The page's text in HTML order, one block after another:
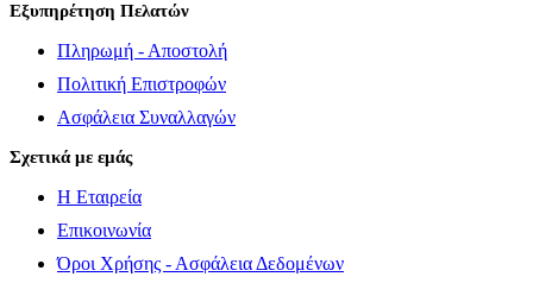
Εξυπηρέτηση Πελατών
Πληρωμή - Αποστολή
Πολιτική Επιστροφών
Ασφάλεια Συναλλαγών
Σχετικά με εμάς
Η Εταιρεία
Επικοινωνία
Όροι Χρήσης - Ασφάλεια Δεδομένων